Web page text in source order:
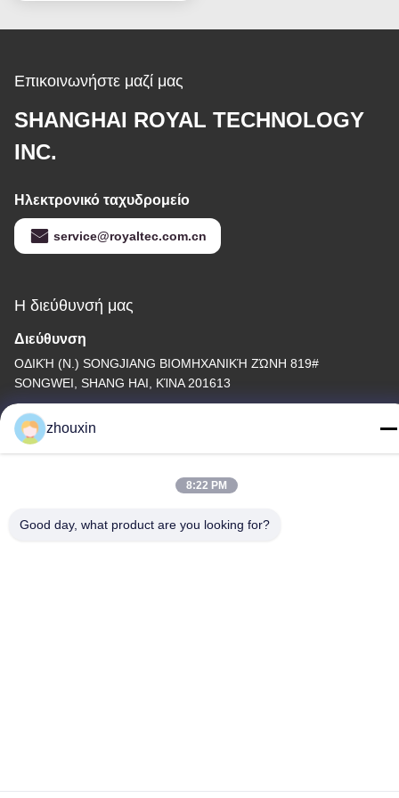
Επικοινωνήστε μαζί μας
SHANGHAI ROYAL TECHNOLOGY
INC.
Ηλεκτρονικό ταχυδρομείο
service@royaltec.com.cn
Η διεύθυνσή μας
Διεύθυνση
ΟΔΙΚΉ (Ν.) SONGJIANG ΒΙΟΜΗΧΑΝΙΚΉ ΖΏΝΗ 819#
SONGWEI, SHANG HAI, ΚΊΝΑ 201613
Τηλεφώνημα
86-21-37635838
zhouxin
8:22 PM
Good day, what product are you looking for?